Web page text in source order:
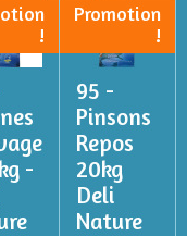
!
-
Promotion
!
95 -
Pinsons
Repos
20kg
Deli
Nature